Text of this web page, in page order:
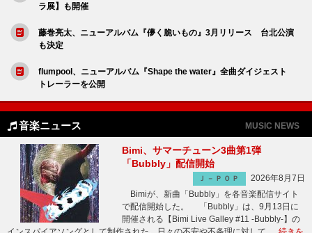
ラ展】も開催
藤巻亮太、ニューアルバム『儚く脆いもの』3月リリース 台北公演
も決定
flumpool、ニューアルバム『Shape the water』全曲ダイジェスト
トレーラーを公開
音楽ニュース MUSIC NEWS
Bimi、サマーチューン3曲第1弾
「Bubbly」配信開始
Ｊ－ＰＯＰ
2026年8月7日
Bimiが、新曲「Bubbly」を各音楽配信サイト
で配信開始した。 「Bubbly」は、9月13日に
開催される【Bimi Live Galley #11 -Bubbly-】の